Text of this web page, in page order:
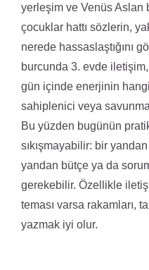
yerleşim ve Venüs Aslan
çocuklar hattı sözlerin,
nerede hassaslaştığını
burcunda 3. evde
gün içinde enerjinin
sahiplenici veya
Bu yüzden bugünün
sıkışmayabilir: bir
yandan bütçe ya da
gerekebilir. Özellikle
teması varsa rakamları,
yazmak iyi olur.